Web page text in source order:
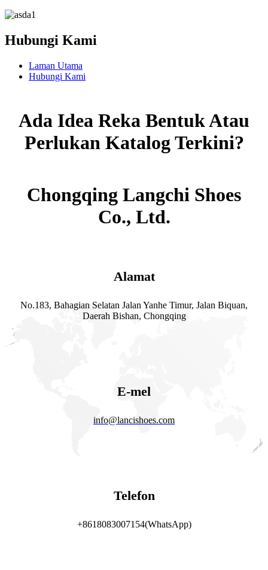
Hubungi Kami
Laman Utama
Hubungi Kami
Ada Idea Reka Bentuk Atau
Perlukan Katalog Terkini?
Chongqing Langchi Shoes
Co., Ltd.
Alamat
No.183, Bahagian Selatan Jalan Yanhe Timur, Jalan Biquan,
Daerah Bishan, Chongqing
E-mel
info@lancishoes.com
Telefon
+8618083007154(WhatsApp)